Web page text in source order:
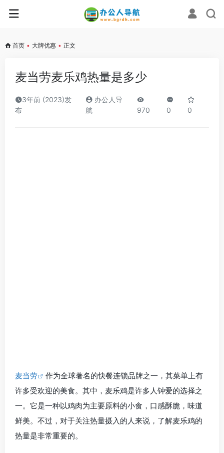
首页 • 大牌优惠 • 正文
麦当劳麦乐鸡热量是多少
3年前 (2023)发
布
办公人导
航
970 0 0
麦当劳
作为全球著名的快餐连锁品牌之一，其菜单上有
许多受欢迎的美食。其中，麦乐鸡是许多人钟爱的选择之
一。它是一种以鸡肉为主要原料的小食，口感酥脆，味道
鲜美。不过，对于关注热量摄入的人来说，了解麦乐鸡的
热量是非常重要的。